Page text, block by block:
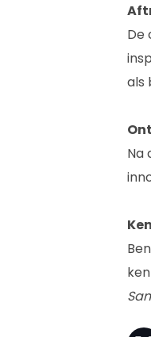
De
als
Na